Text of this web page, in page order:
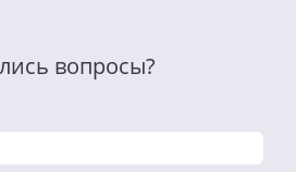
вопросы?